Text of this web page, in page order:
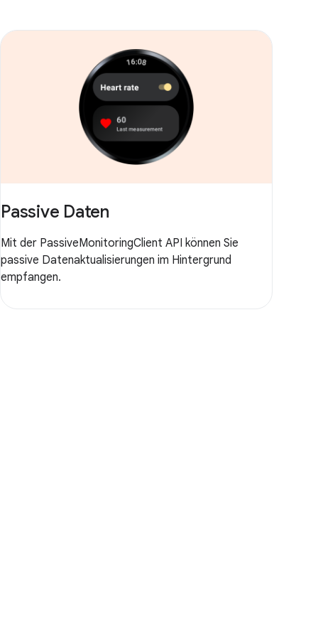
Passive Daten
Mit der PassiveMonitoringClient API können Sie
passive Datenaktualisierungen im Hintergrund
empfangen.